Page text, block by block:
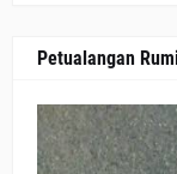
Petualangan